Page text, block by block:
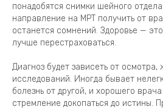
понадобятся снимки шейного
направление на МРТ получить от
останется сомнений. Здоровье —
лучше перестраховаться.
Диагноз будет зависеть от осмотра,
исследований. Иногда бывает
болезнь от другой, и хорошего
стремление докопаться до истины.